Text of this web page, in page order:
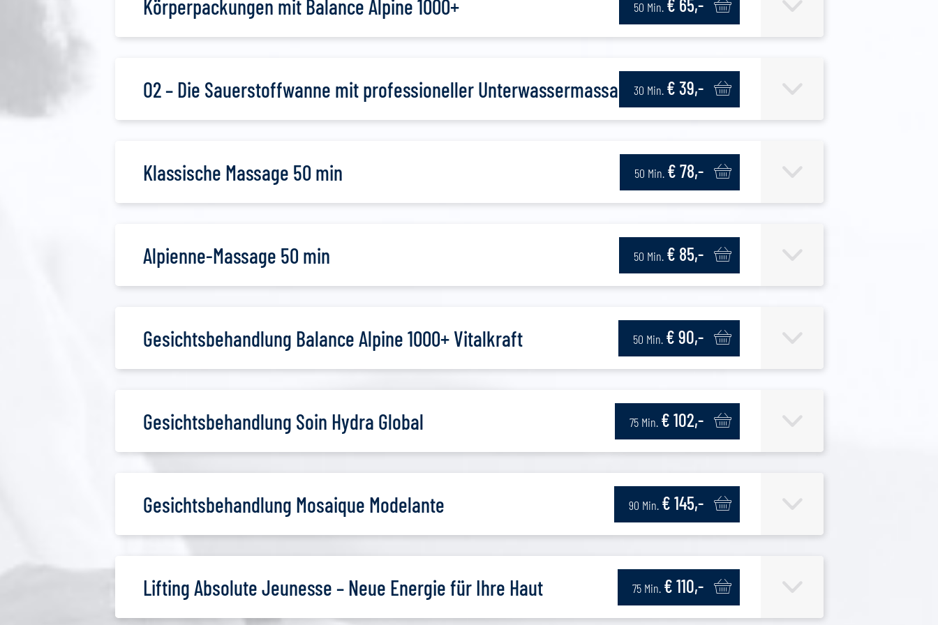
Körperpackungen mit Balance Alpine 1000+ 50 Min. € 65,-
O2 – Die Sauerstoffwanne mit professioneller Unterwassermassage30 Min. € 39,-
Klassische Massage 50 min 50 Min. € 78,-
Alpienne-Massage 50 min 50 Min. € 85,-
Gesichtsbehandlung Balance Alpine 1000+ Vitalkraft 50 Min. € 90,-
Gesichtsbehandlung Soin Hydra Global 75 Min. € 102,-
Gesichtsbehandlung Mosaique Modelante 90 Min. € 145,-
Lifting Absolute Jeunesse – Neue Energie für Ihre Haut 75 Min. € 110,-